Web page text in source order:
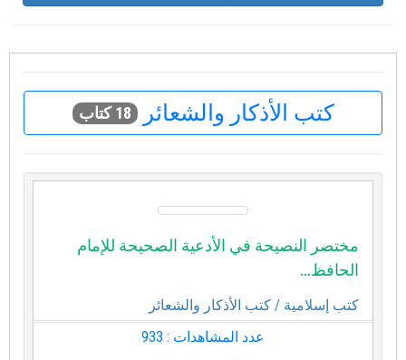
كتب الأذكار والشعائر 18 كتاب
مختصر النصيحة في الأدعية الصحيحة للإمام
الحافظ...
كتب إسلامية / كتب الأذكار والشعائر
عدد المشاهدات : 933